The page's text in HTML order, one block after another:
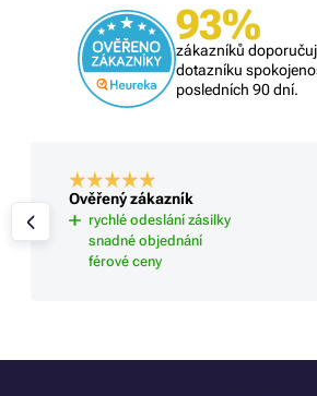
93%
zákazníků
dotazníku
posledních 90 dní.
Ověřený zákazník
rychlé odeslání zásilky
snadné objednání
férové ceny